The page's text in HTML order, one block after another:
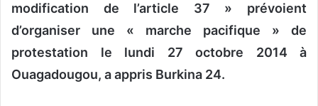
modification de l’article 37 » prévoient
d’organiser une « marche pacifique » de
protestation le lundi 27 octobre 2014 à
Ouagadougou, a appris Burkina 24.